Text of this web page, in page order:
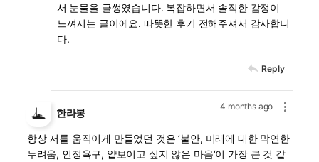
서 눈물을 글썽였습니다. 복잡하면서 솔직한 감정이
느껴지는 글이에요. 따뜻한 후기 전해주셔서 감사합니
다.
Reply
4 months ago
한라봉
항상 저를 움직이게 만들었던 것은 ’불안, 미래에 대한 막연한
두려움, 인정욕구, 얕보이고 싶지 않은 마음‘이 가장 큰 것 같